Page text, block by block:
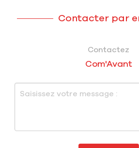
Contacter par
Contactez
Com'Avant